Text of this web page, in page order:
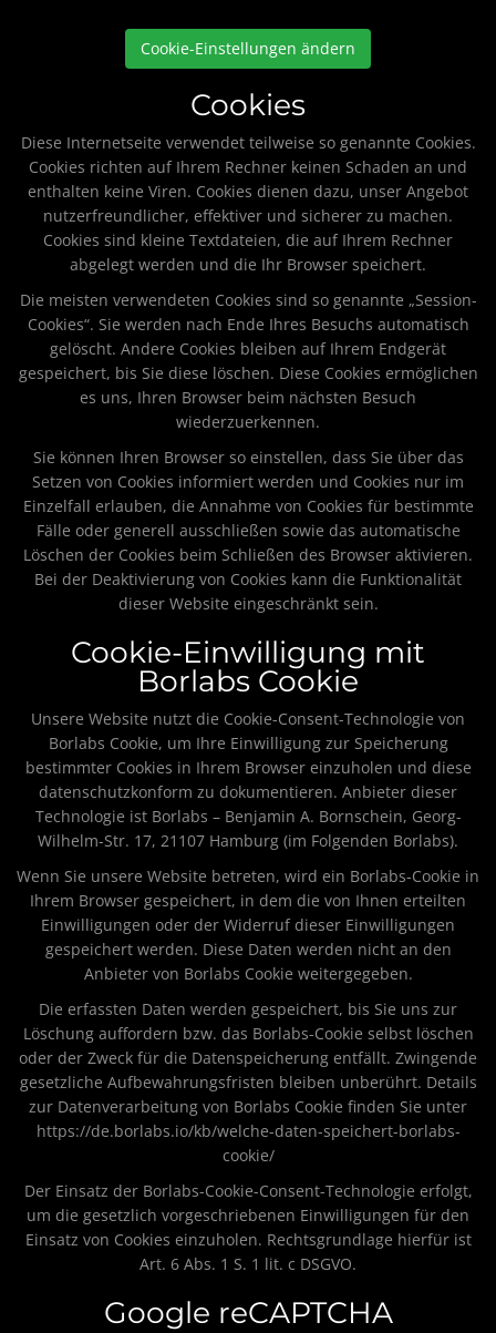
Cookie-Einstellungen ändern
Cookies
Diese Internetseite verwendet teilweise so genannte Cookies.
Cookies richten auf Ihrem Rechner keinen Schaden an und
enthalten keine Viren. Cookies dienen dazu, unser Angebot
nutzerfreundlicher, effektiver und sicherer zu machen.
Cookies sind kleine Textdateien, die auf Ihrem Rechner
abgelegt werden und die Ihr Browser speichert.
Die meisten verwendeten Cookies sind so genannte „Session-
Cookies“. Sie werden nach Ende Ihres Besuchs automatisch
gelöscht. Andere Cookies bleiben auf Ihrem Endgerät
gespeichert, bis Sie diese löschen. Diese Cookies ermöglichen
es uns, Ihren Browser beim nächsten Besuch
wiederzuerkennen.
Sie können Ihren Browser so einstellen, dass Sie über das
Setzen von Cookies informiert werden und Cookies nur im
Einzelfall erlauben, die Annahme von Cookies für bestimmte
Fälle oder generell ausschließen sowie das automatische
Löschen der Cookies beim Schließen des Browser aktivieren.
Bei der Deaktivierung von Cookies kann die Funktionalität
dieser Website eingeschränkt sein.
Cookie-Einwilligung mit
Borlabs Cookie
Unsere Website nutzt die Cookie-Consent-Technologie von
Borlabs Cookie, um Ihre Einwilligung zur Speicherung
bestimmter Cookies in Ihrem Browser einzuholen und diese
datenschutzkonform zu dokumentieren. Anbieter dieser
Technologie ist Borlabs – Benjamin A. Bornschein, Georg-
Wilhelm-Str. 17, 21107 Hamburg (im Folgenden Borlabs).
Wenn Sie unsere Website betreten, wird ein Borlabs-Cookie in
Ihrem Browser gespeichert, in dem die von Ihnen erteilten
Einwilligungen oder der Widerruf dieser Einwilligungen
gespeichert werden. Diese Daten werden nicht an den
Anbieter von Borlabs Cookie weitergegeben.
Die erfassten Daten werden gespeichert, bis Sie uns zur
Löschung auffordern bzw. das Borlabs-Cookie selbst löschen
oder der Zweck für die Datenspeicherung entfällt. Zwingende
gesetzliche Aufbewahrungsfristen bleiben unberührt. Details
zur Datenverarbeitung von Borlabs Cookie finden Sie unter
https://de.borlabs.io/kb/welche-daten-speichert-borlabs-
cookie/
Der Einsatz der Borlabs-Cookie-Consent-Technologie erfolgt,
um die gesetzlich vorgeschriebenen Einwilligungen für den
Einsatz von Cookies einzuholen. Rechtsgrundlage hierfür ist
Art. 6 Abs. 1 S. 1 lit. c DSGVO.
Google reCAPTCHA